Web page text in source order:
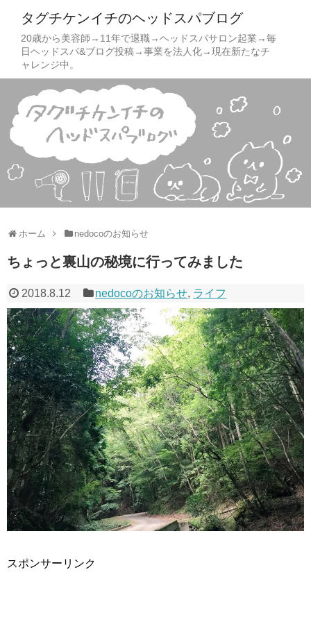
タグチケンイチのヘッドスパブログ
20歳から美容師→11年で退職→ヘッドスパサロン起業→毎
日ヘッドスパ&ブログ投稿→事業を法人化→現在新たなチ
ャレンジ中。
ホーム nedocoのお知らせ
ちょっと裏山の秘境に行ってみました
2018.8.12 nedocoのお知らせ, ライフ
スポンサーリンク